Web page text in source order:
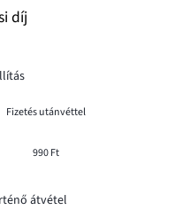
díj
Fizetés utánvéttel
990 Ft
átvétel